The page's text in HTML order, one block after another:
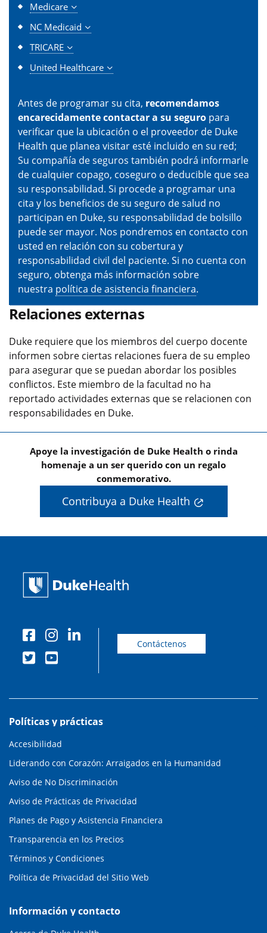
Medicare
NC Medicaid
TRICARE
United Healthcare
Antes de programar su cita, recomendamos
encarecidamente contactar a su seguro para
verificar que la ubicación o el proveedor de Duke
Health que planea visitar esté incluido en su red;
Su compañía de seguros también podrá informarle
de cualquier copago, coseguro o deducible que sea
su responsabilidad. Si procede a programar una
cita y los beneficios de su seguro de salud no
participan en Duke, su responsabilidad de bolsillo
puede ser mayor. Nos pondremos en contacto con
usted en relación con su cobertura y
responsabilidad civil del paciente. Si no cuenta con
seguro, obtenga más información sobre
nuestra política de asistencia financiera.
Relaciones externas
Duke requiere que los miembros del cuerpo docente
informen sobre ciertas relaciones fuera de su empleo
para asegurar que se puedan abordar los posibles
conflictos. Este miembro de la facultad no ha
reportado actividades externas que se relacionen con
responsabilidades en Duke.
Apoye la investigación de Duke Health o rinda
homenaje a un ser querido con un regalo
conmemorativo.
Contribuya a Duke Health
Contáctenos
Políticas y prácticas
Accesibilidad
Liderando con Corazón: Arraigados en la Humanidad
Aviso de No Discriminación
Aviso de Prácticas de Privacidad
Planes de Pago y Asistencia Financiera
Transparencia en los Precios
Términos y Condiciones
Política de Privacidad del Sitio Web
Información y contacto